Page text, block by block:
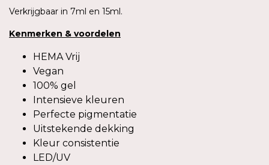
Verkrijgbaar in 7ml en 15ml.
Kenmerken & voordelen
HEMA Vrij
Vegan
100% gel
Intensieve kleuren
Perfecte pigmentatie
Uitstekende dekking
Kleur consistentie
LED/UV